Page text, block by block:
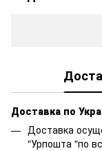
Доставка по
Доставка
"Урпошта "по